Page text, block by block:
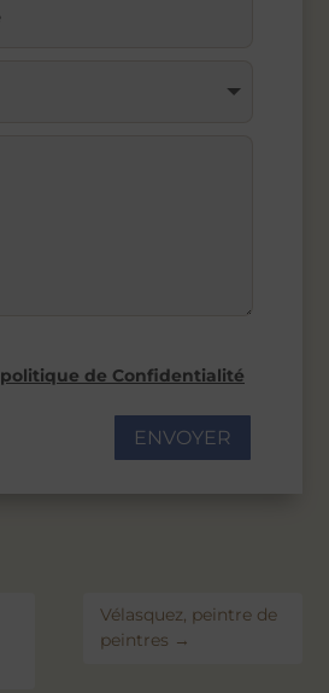
politique de Confidentialité
ENVOYER
Vélasquez, peintre de
peintres →